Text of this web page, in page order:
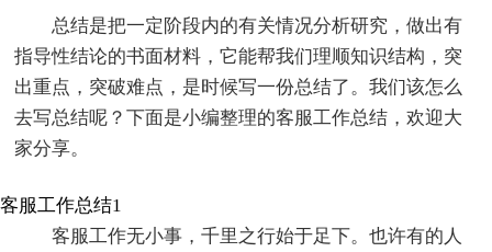
总结是把一定阶段内的有关情况分析研究，做出有
指导性结论的书面材料，它能帮我们理顺知识结构，突
出重点，突破难点，是时候写一份总结了。我们该怎么
去写总结呢？下面是小编整理的客服工作总结，欢迎大
家分享。
客服工作总结1
客服工作无小事，千里之行始于足下。也许有的人